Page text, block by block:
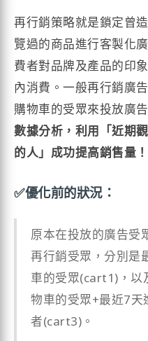
再行銷策略就是鎖定曾
覽過的商品進行客製化
費者對品牌及產品的印
內消費。一般再行銷廣
購物車的受眾來投放廣
數據分析，利用「近期
的人」成功提高銷售量！
✅優化前的狀況：
原本在投放的廣告受
再行銷受眾，分別是
車的受眾(cart1)，以
物車的受眾+最近7天
者(cart3)。